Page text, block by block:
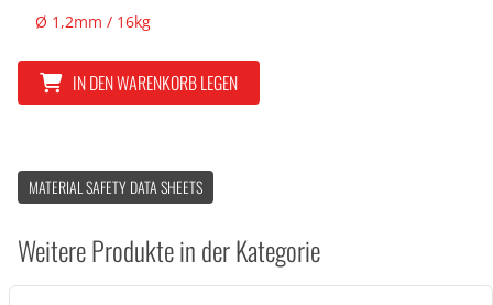
Ø 1,2mm / 16kg
IN DEN WARENKORB LEGEN
MATERIAL SAFETY DATA SHEETS
Weitere Produkte in der Kategorie